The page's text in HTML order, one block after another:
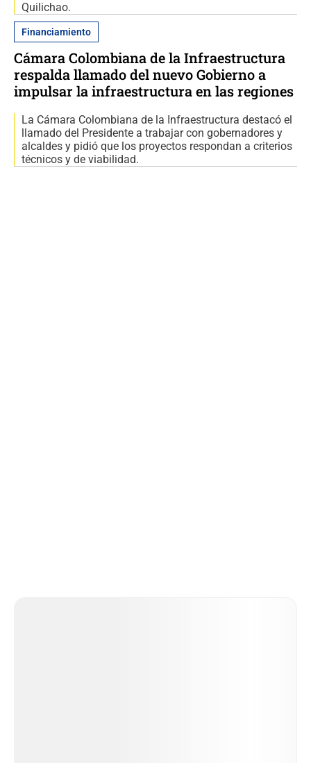
Quilichao.
Financiamiento
Cámara Colombiana de la Infraestructura
respalda llamado del nuevo Gobierno a
impulsar la infraestructura en las regiones
La Cámara Colombiana de la Infraestructura destacó el
llamado del Presidente a trabajar con gobernadores y
alcaldes y pidió que los proyectos respondan a criterios
técnicos y de viabilidad.